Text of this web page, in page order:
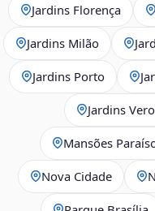
Jardins Florença
Jardins Milão
Jardins Porto
Jardins
Mansões
Nova Cidade